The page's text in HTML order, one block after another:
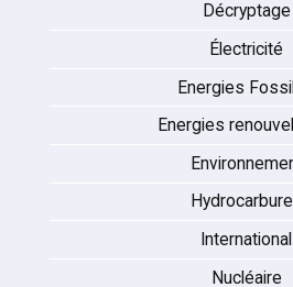
Décryptage
Électricité
Energies
Energies
International
Nucléaire